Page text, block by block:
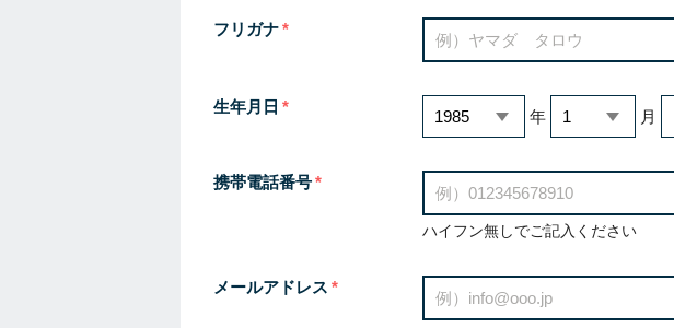
フリガナ
生年月日
年 月
携帯電話番号
ハイフン無しでご記入ください
メールアドレス